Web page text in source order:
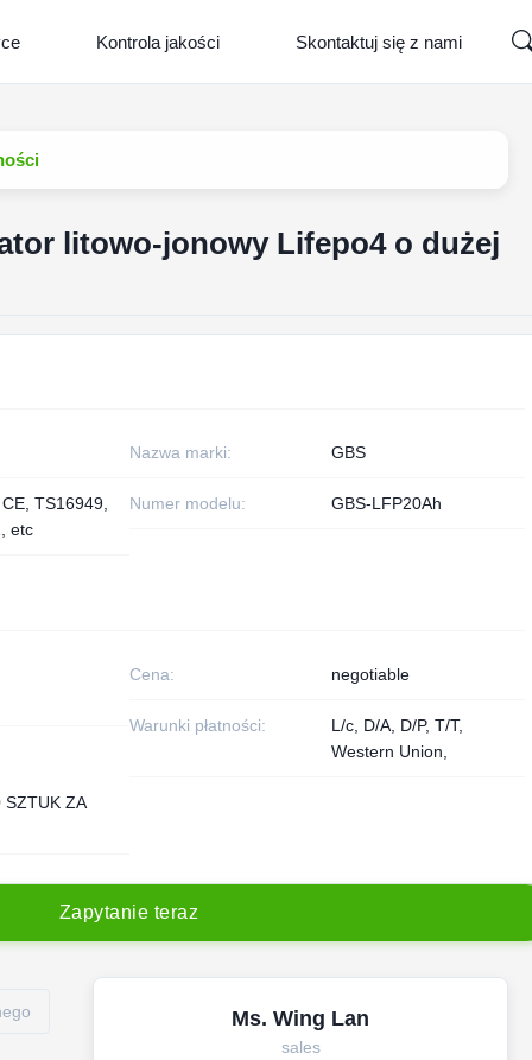
Kontrola jakości Skontaktuj się z nami
litowo-jonowy Lifepo4 o dużej
Nazwa marki: GBS
TS16949,
etc
Numer modelu: GBS-LFP20Ah
Cena: negotiable
Warunki płatności:
L/c, D/A, D/P, T/T,
Western Union,
SZTUK ZA
Zapytanie teraz
Ms. Wing Lan
sales